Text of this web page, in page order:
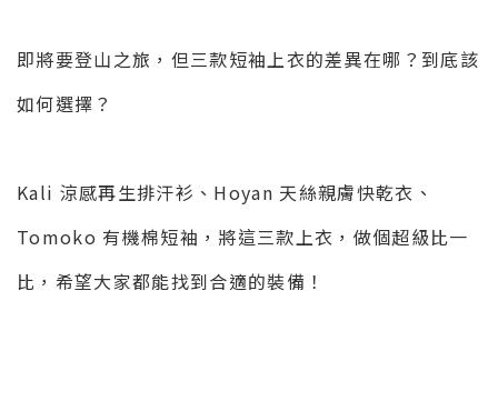
即將要登山之旅，但三款短袖上衣的差異在哪？到底該
如何選擇？
Kali 涼感再生排汗衫、Hoyan 天絲親膚快乾衣 、
Tomoko 有機棉短袖，將這三款上衣，做個超級比一
比，希望大家都能找到合適的裝備！